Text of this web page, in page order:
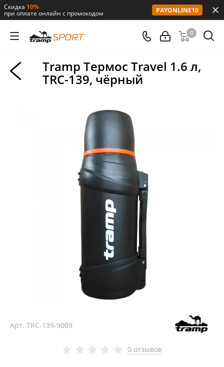
Скидка 10%
при оплате онлайн с промокодом PAYONLINE10
0
Tramp Термос Travel 1.6 л,
TRC-139, чёрный
Арт. TRC-139-9009
0 отзывов